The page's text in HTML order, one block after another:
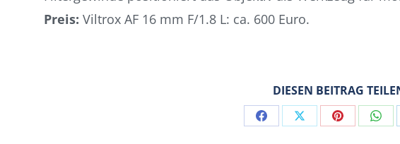
Preis: Viltrox AF 16 mm F/1.8 L: ca. 600 Euro.
DIESEN BEITRAG
Share Share Share